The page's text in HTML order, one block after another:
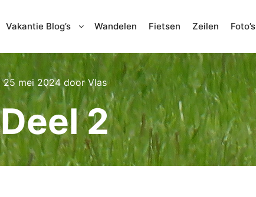
Vakantie Blog’s Wandelen Fietsen Zeilen Foto’s
25 mei 2024doorVlas
Deel 2